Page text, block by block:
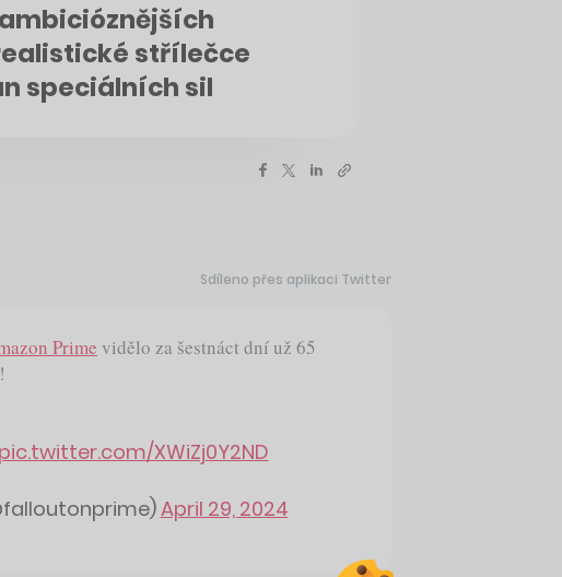
střílečce
speciálních sil
Sdíleno přes aplikaci Twitter
Prime vidělo za šestnáct dní už 65
pic.twitter.com/XWiZj0Y2ND
April 29, 2024